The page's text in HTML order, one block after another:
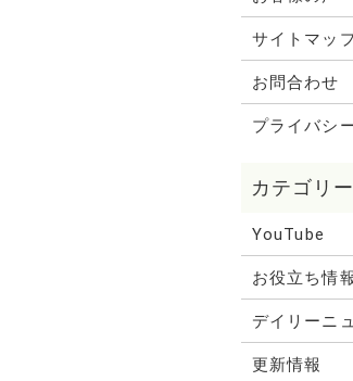
サイトマッ
お問合わせ
プライバシ
YouTube
お役立ち情
デイリーニ
更新情報